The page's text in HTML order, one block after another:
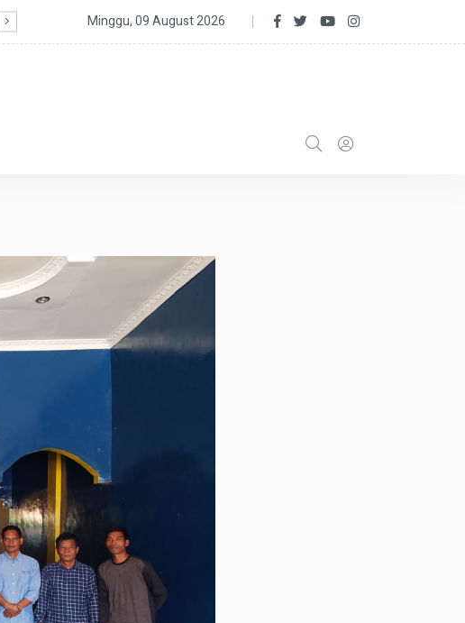
Gelar Rapat Pleno, DPD Partai Golkar Sukabumi Usulkan 5 ADPRD Terpilih
Minggu, 09 August 2026